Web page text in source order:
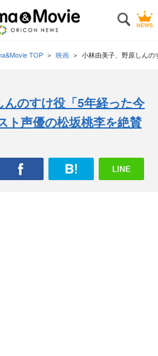
TOP 映画 小林由美子、野原しん
のすけ役「5年経った今
ト声優の松坂桃李を絶賛